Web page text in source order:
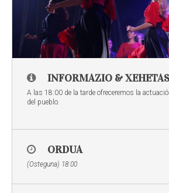
INFORMAZIO &
A las 18:00 de la tarde ofreceremos la
del pueblo.
ORDUA
(Osteguna) 18:00